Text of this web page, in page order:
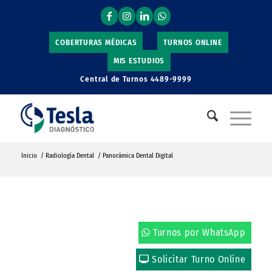
COBERTURAS MÉDICAS
TURNOS ONLINE
MIS ESTUDIOS
Central de Turnos 4489-9999
Inicio / Radiología Dental / Panorámica Dental Digital
Turnos por WhatsApp
Solicitar Turno Online